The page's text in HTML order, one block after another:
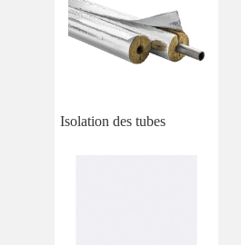
Isolation des tubes